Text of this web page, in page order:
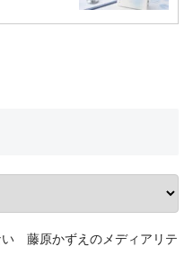
い 藤原かずえのメディアリテ